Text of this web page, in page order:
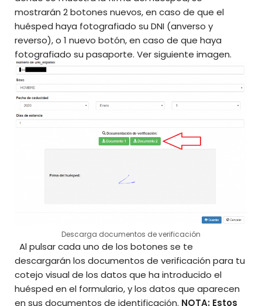
mostrarán 2 botones nuevos, en caso de que el
huésped haya fotografiado su DNI (anverso y
reverso), o 1 nuevo botón, en caso de que haya
fotografiado su pasaporte. Ver siguiente imagen.
Descarga documentos de verificación
Al pulsar cada uno de los botones se te
descargarán los documentos de verificación para tu
cotejo visual de los datos que ha introducido el
huésped en el formulario, y los datos que aparecen
en sus documentos de identificación. NOTA: Estos